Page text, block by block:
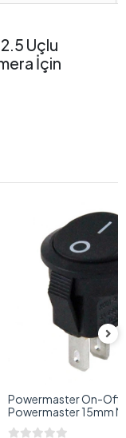
Uçlu
İçin
Powermaster On-Off
Powermaster 15mm
Yuvarlak Işıksız On-